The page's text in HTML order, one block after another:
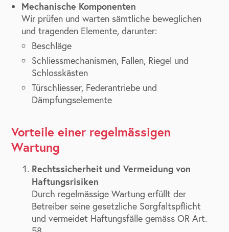
Mechanische Komponenten
Wir prüfen und warten sämtliche beweglichen
und tragenden Elemente, darunter:
Beschläge
Schliessmechanismen, Fallen, Riegel und
Schlosskästen
Türschliesser, Federantriebe und
Dämpfungselemente
Vorteile einer regelmässigen
Wartung
Rechtssicherheit und Vermeidung von
Haftungsrisiken
Durch regelmässige Wartung erfüllt der
Betreiber seine gesetzliche Sorgfaltspflicht
und vermeidet Haftungsfälle gemäss OR Art.